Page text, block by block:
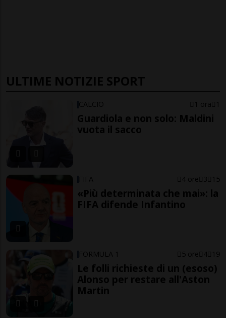
ULTIME NOTIZIE SPORT
CALCIO 1 ora 1
Guardiola e non solo: Maldini
vuota il sacco
FIFA 4 ore 3 15
«Più determinata che mai»: la
FIFA difende Infantino
FORMULA 1 5 ore 4 19
Le folli richieste di un (esoso)
Alonso per restare all'Aston
Martin